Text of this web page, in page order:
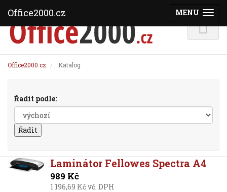
Office2000.cz Katalog
Řadit podle:
Laminátor Fellowes Spectra A4
989 Kč
1 196,69 Kč vč. DPH
MENU
Office2000.cz